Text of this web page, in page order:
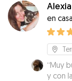
Alexia
en casa
“Muy
y con